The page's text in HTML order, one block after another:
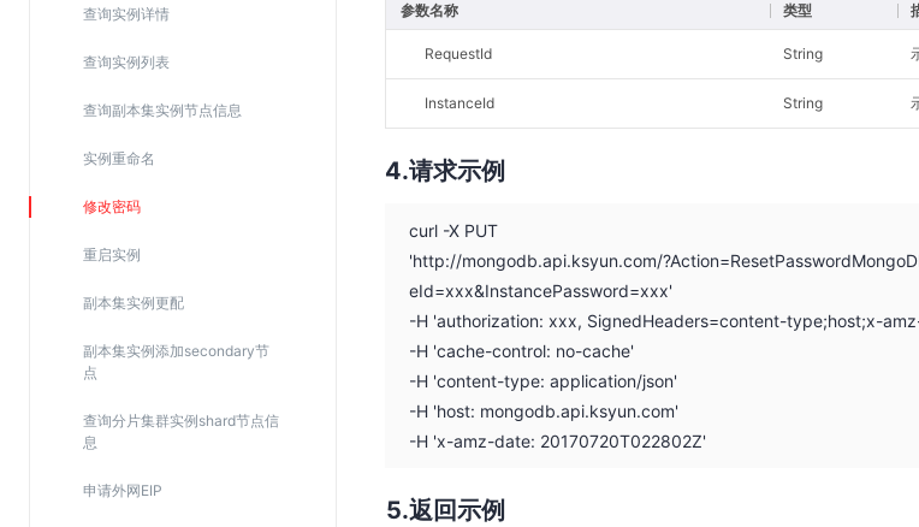
查询实例详情
查询实例列表
查询副本集实例节点信息
实例重命名
修改密码
重启实例
副本集实例更配
副本集实例添加secondary节
点
查询分片集群实例shard节点信
息
申请外网EIP
SSL证书管理
合规性
参数名称 类型
RequestId String
InstanceId String
请求示例
curl -X PUT
'http://mongodb.api.ksyun.com/
eId=xxx&InstancePassword=xxx'
-H 'authorization: xxx, SignedHeaders=content-type;host;x-
-H 'cache-control: no-cache'
-H 'content-type: application/json'
-H 'host: mongodb.api.ksyun.com'
-H 'x-amz-date: 20170720T022802Z'
返回示例